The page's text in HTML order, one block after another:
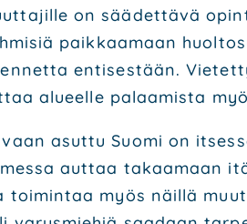
on sää­det­tä­vä
paik­kaa­maan
enti­ses­tään.
alu­eel­le palaa­mis­ta
asut­tu Suo­mi on
aut­taa takaa­maan
toi­min­taa myös näil­lä